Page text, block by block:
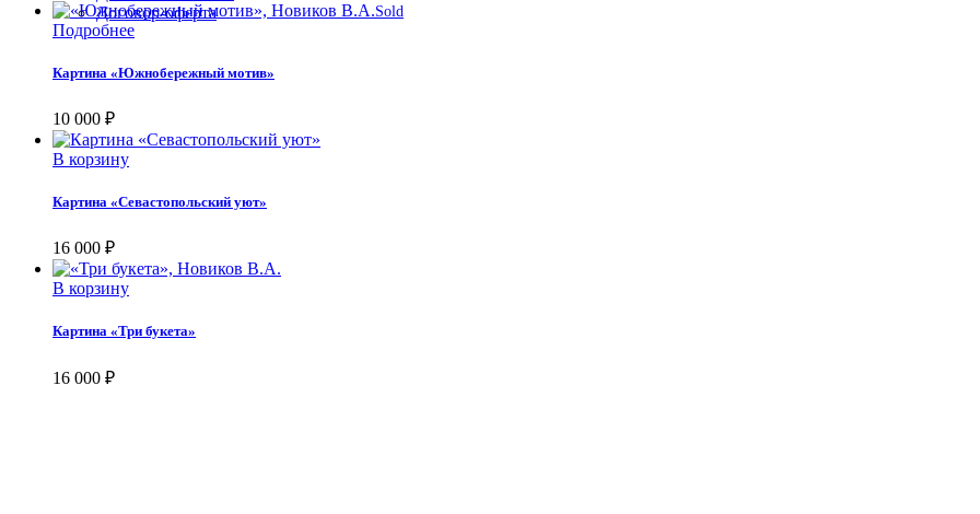
Договор-оферта
Sold
Подробнее
Картина «Южнобережный мотив»
10 000 ₽
В корзину
Картина «Севастопольский уют»
16 000 ₽
В корзину
Картина «Три букета»
16 000 ₽